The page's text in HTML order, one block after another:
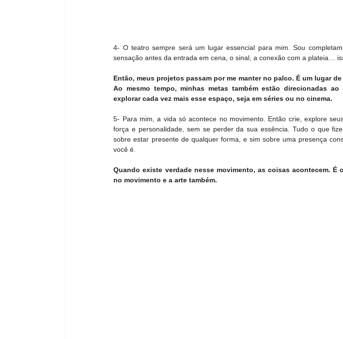
4- O teatro sempre será um lugar essencial para mim. Sou
sensação antes da entrada em cena, o sinal, a conexão com a plateia…
Então, meus projetos passam por me manter no palco. É um lugar
Ao mesmo tempo, minhas metas também estão direcionadas
explorar cada vez mais esse espaço, seja em séries ou no cinema.
5- Para mim, a vida só acontece no movimento. Então crie, explore
força e personalidade, sem se perder da sua essência. Tudo o que
sobre estar presente de qualquer forma, e sim sobre uma presença
você é.
Quando existe verdade nesse movimento, as coisas acontecem. É
no movimento e a arte também.